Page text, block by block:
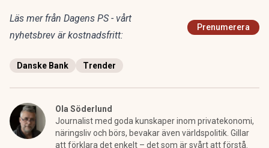
Läs mer från Dagens PS - vårt
nyhetsbrev är kostnadsfritt:
Prenumerera
Danske Bank Trender
Ola Söderlund
Journalist med goda kunskaper inom privatekonomi,
näringsliv och börs, bevakar även världspolitik. Gillar
att förklara det enkelt – det som är svårt att förstå.